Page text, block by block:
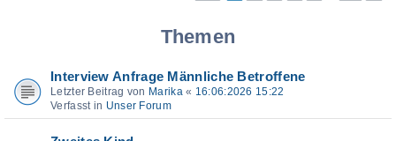
Themen
Interview Anfrage Männliche Betroffene
Letzter Beitrag von Marika« 16:06:2026 15:22
Verfasst in Unser Forum